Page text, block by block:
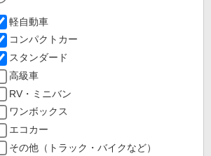
軽自動車
コンパクトカー
スタンダード
高級車
RV・ミニバン
ワンボックス
エコカー
その他（トラック・バイクなど）